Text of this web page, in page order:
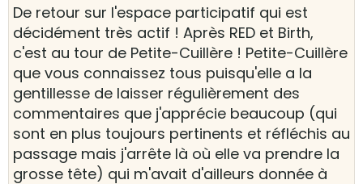
De retour sur l'espace participatif qui est
décidément très actif ! Après RED et Birth,
c'est au tour de Petite-Cuillère ! Petite-Cuillère
que vous connaissez tous puisqu'elle a la
gentillesse de laisser régulièrement des
commentaires que j'apprécie beaucoup (qui
sont en plus toujours pertinents et réfléchis au
passage mais j'arrête là où elle va prendre la
grosse tête) qui m'avait d'ailleurs donnée à